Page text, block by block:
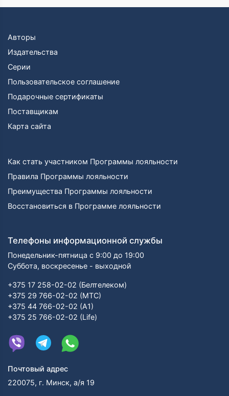
Авторы
Издательства
Серии
Пользовательское соглашение
Подарочные сертификаты
Поставщикам
Карта сайта
Как стать участником Программы лояльности
Правила Программы лояльности
Преимущества Программы лояльности
Восстановиться в Программе лояльности
Телефоны информационной службы
Понедельник-пятница с 9:00 до 19:00
Суббота, воскресенье - выходной
+375 17 258-02-02 (Белтелеком)
+375 29 766-02-02 (МТС)
+375 44 766-02-02 (А1)
+375 25 766-02-02 (Life)
Почтовый адрес
220075, г. Минск, а/я 19